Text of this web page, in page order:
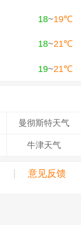
18~19℃
18~21℃
19~21℃
曼彻斯特天气
牛津天气
| 意见反馈